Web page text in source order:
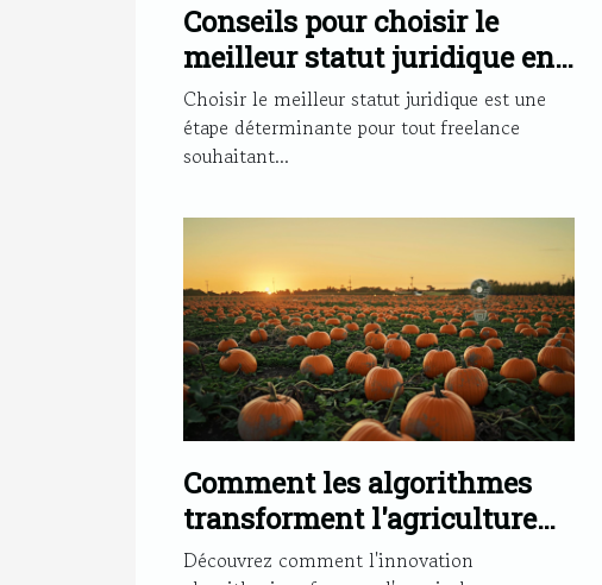
Conseils pour choisir le
meilleur statut juridique en
tant que freelance
Choisir le meilleur statut juridique est une
étape déterminante pour tout freelance
souhaitant...
Comment les algorithmes
transforment l'agriculture
des citrouilles pour un futur
Découvrez comment l'innovation